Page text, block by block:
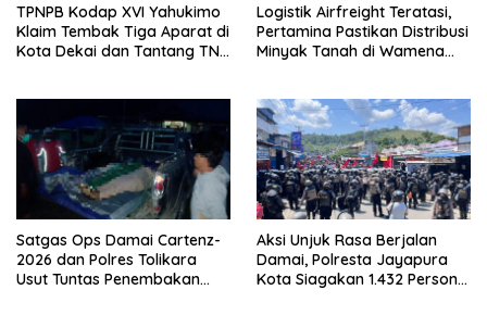
TPNPB Kodap XVI Yahukimo
Klaim Tembak Tiga Aparat di
Kota Dekai dan Tantang TNI-
Logistik Airfreight Teratasi,
Pertamina Pastikan Distribusi
Minyak Tanah di Wamena
Satgas Ops Damai Cartenz-
2026 dan Polres Tolikara
Usut Tuntas Penembakan
Aksi Unjuk Rasa Berjalan
Damai, Polresta Jayapura
Kota Siagakan 1.432 Personel